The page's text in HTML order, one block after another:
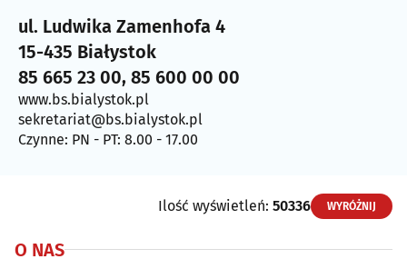
ul. Ludwika Zamenhofa 4
15-435 Białystok
85 665 23 00, 85 600 00 00
www.bs.bialystok.pl
sekretariat@bs.bialystok.pl
Czynne: PN - PT: 8.00 - 17.00
Ilość wyświetleń: 50336 WYRÓŻNIJ
O NAS